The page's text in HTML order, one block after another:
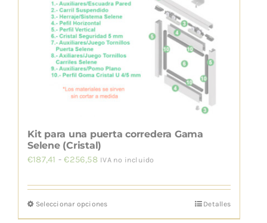
variantes.
opciones
se
pueden
elegir
de
Kit para una puerta corredera Gama
Selene (Cristal)
€187,41 - €256,58Rango
precios:
desde
IVA no incluido
Seleccionar opcionesEste
Detalles